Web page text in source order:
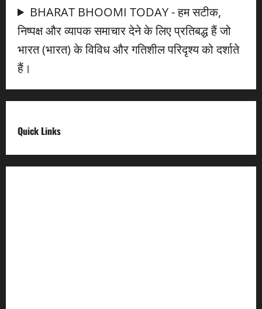
BHARAT BHOOMI TODAY - हम सटीक,
निष्पक्ष और व्यापक समाचार देने के लिए प्रतिबद्ध हैं जो
भारत (भारत) के विविध और गतिशील परिदृश्य को दर्शाते
हैं।
Quick Links